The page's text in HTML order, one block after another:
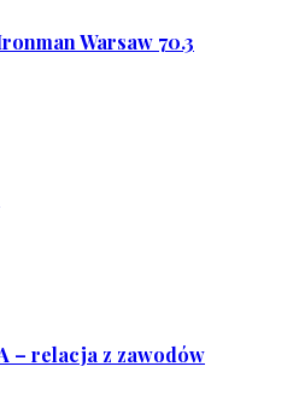
Warsaw 70.3
– relacja z zawodów